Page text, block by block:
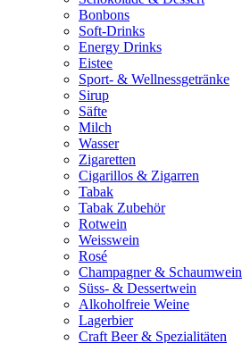
Bonbons
Soft-Drinks
Energy Drinks
Eistee
Sport- & Wellnessgetränke
Sirup
Säfte
Milch
Wasser
Zigaretten
Cigarillos & Zigarren
Tabak
Tabak Zubehör
Rotwein
Weisswein
Rosé
Champagner & Schaumwein
Süss- & Dessertwein
Alkoholfreie Weine
Lagerbier
Craft Beer & Spezialitäten